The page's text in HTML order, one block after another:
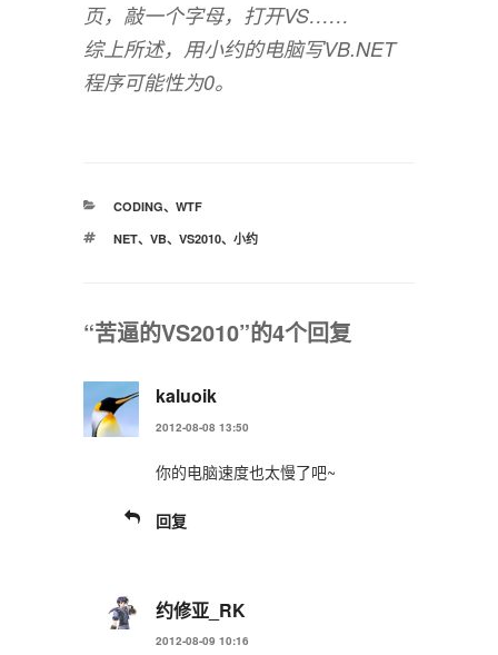
页，敲一个字母，打开VS……
综上所述，用小约的电脑写VB.NET
程序可能性为0。
分
CODING、WTF
标
NET、VB、VS2010、小约
“苦逼的VS2010”的4个回复
kaluoik
2012-08-08 13:50
你的电脑速度也太慢了吧~
回复
约修亚_RK
2012-08-09 10:16